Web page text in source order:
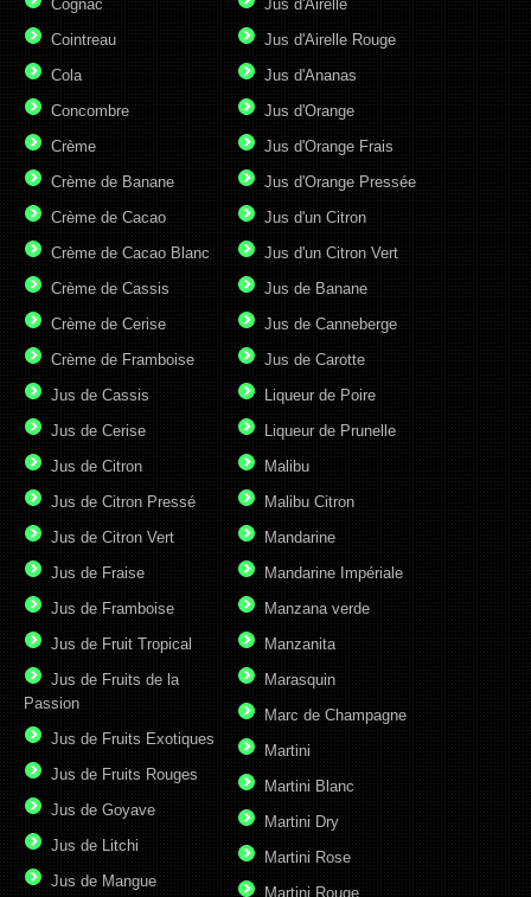
Cognac
Cointreau
Cola
Concombre
Crème
Crème de Banane
Crème de Cacao
Crème de Cacao Blanc
Crème de Cassis
Crème de Cerise
Crème de Framboise
Jus d'Airelle
Jus d'Airelle Rouge
Jus d'Ananas
Jus d'Orange
Jus d'Orange Frais
Jus d'Orange Pressée
Jus d'un Citron
Jus d'un Citron Vert
Jus de Banane
Jus de Canneberge
Jus de Carotte
Jus de Cassis
Jus de Cerise
Jus de Citron
Jus de Citron Pressé
Jus de Citron Vert
Jus de Fraise
Jus de Framboise
Jus de Fruit Tropical
Jus de Fruits de la
Passion
Jus de Fruits Exotiques
Jus de Fruits Rouges
Jus de Goyave
Jus de Litchi
Jus de Mangue
Liqueur de Poire
Liqueur de Prunelle
Malibu
Malibu Citron
Mandarine
Mandarine Impériale
Manzana verde
Manzanita
Marasquin
Marc de Champagne
Martini
Martini Blanc
Martini Dry
Martini Rose
Martini Rouge